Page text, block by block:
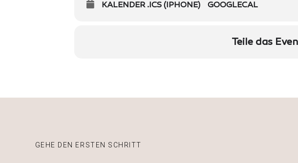
KALENDER .ICS (IPHONE) GOOGLECAL
Teile das
GEHE DEN ERSTEN SCHRITT